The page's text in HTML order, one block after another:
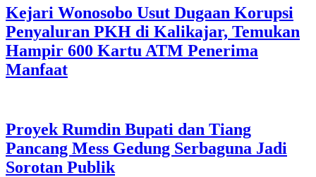
Kejari Wonosobo Usut Dugaan Korupsi
Penyaluran PKH di Kalikajar, Temukan
Hampir 600 Kartu ATM Penerima
Manfaat
Proyek Rumdin Bupati dan Tiang
Pancang Mess Gedung Serbaguna Jadi
Sorotan Publik